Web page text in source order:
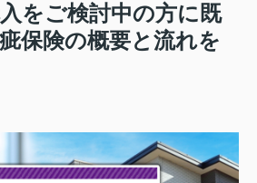
をご検討中の方に既
保険の概要と流れを